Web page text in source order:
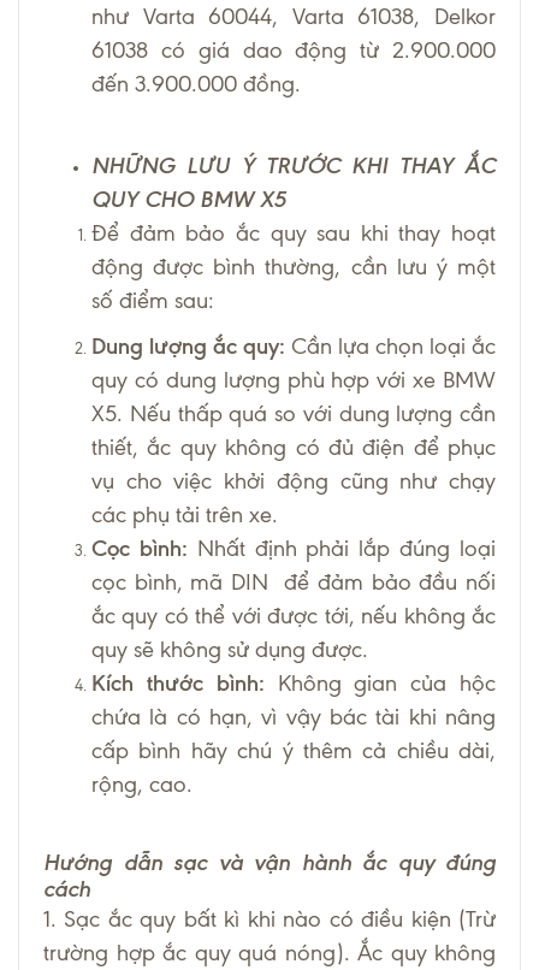
như Varta 60044, Varta 61038, Delkor
61038 có giá dao động từ 2.900.000
đến 3.900.000 đồng.
NHỮNG LƯU Ý TRƯỚC KHI THAY ẮC
QUY CHO BMW X5
Để đảm bảo ắc quy sau khi thay hoạt
động được bình thường, cần lưu ý một
số điểm sau:
Dung lượng ắc quy: Cần lựa chọn loại ắc
quy có dung lượng phù hợp với xe BMW
X5. Nếu thấp quá so với dung lượng cần
thiết, ắc quy không có đủ điện để phục
vụ cho việc khởi động cũng như chạy
các phụ tải trên xe.
Cọc bình: Nhất định phải lắp đúng loại
cọc bình, mã DIN để đảm bảo đầu nối
ắc quy có thể với được tới, nếu không ắc
quy sẽ không sử dụng được.
Kích thước bình: Không gian của hộc
chứa là có hạn, vì vậy bác tài khi nâng
cấp bình hãy chú ý thêm cả chiều dài,
rộng, cao.
Hướng dẫn sạc và vận hành ắc quy đúng
cách
1. Sạc ắc quy bất kì khi nào có điều kiện (Trừ
trường hợp ắc quy quá nóng). Ắc quy không